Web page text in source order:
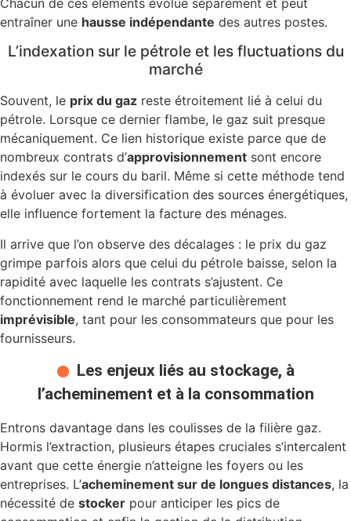
entraîner une hausse indépendante des autres postes.
L’indexation sur le pétrole et les fluctuations du
marché
Souvent, le prix du gaz reste étroitement lié à celui du
pétrole. Lorsque ce dernier flambe, le gaz suit presque
mécaniquement. Ce lien historique existe parce que de
nombreux contrats d’approvisionnement sont encore
indexés sur le cours du baril. Même si cette méthode tend
à évoluer avec la diversification des sources énergétiques,
elle influence fortement la facture des ménages.
Il arrive que l’on observe des décalages : le prix du gaz
grimpe parfois alors que celui du pétrole baisse, selon la
rapidité avec laquelle les contrats s’ajustent. Ce
fonctionnement rend le marché particulièrement
imprévisible, tant pour les consommateurs que pour les
fournisseurs.
Les enjeux liés au stockage, à
l’acheminement et à la consommation
Entrons davantage dans les coulisses de la filière gaz.
Hormis l’extraction, plusieurs étapes cruciales s’intercalent
avant que cette énergie n’atteigne les foyers ou les
entreprises. L’acheminement sur de longues distances, la
nécessité de stocker pour anticiper les pics de